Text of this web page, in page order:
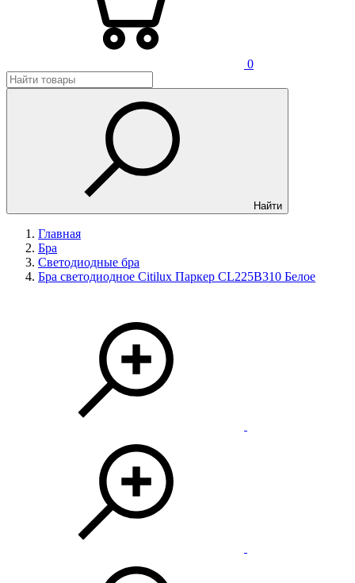
0
Найти
Главная
Бра
Светодиодные бра
Бра светодиодное Citilux Паркер CL225B310 Белое